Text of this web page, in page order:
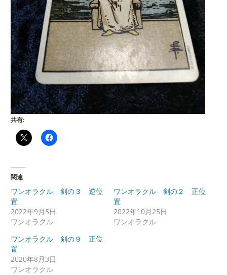
共有:
関連
ワンオラクル 剣の３ 逆位
置
2022年9月5日
ワンオラクル
ワンオラクル 剣の２ 正位
置
2022年10月25日
ワンオラクル
ワンオラクル 剣の９ 正位
置
2020年8月3日
ワンオラクル